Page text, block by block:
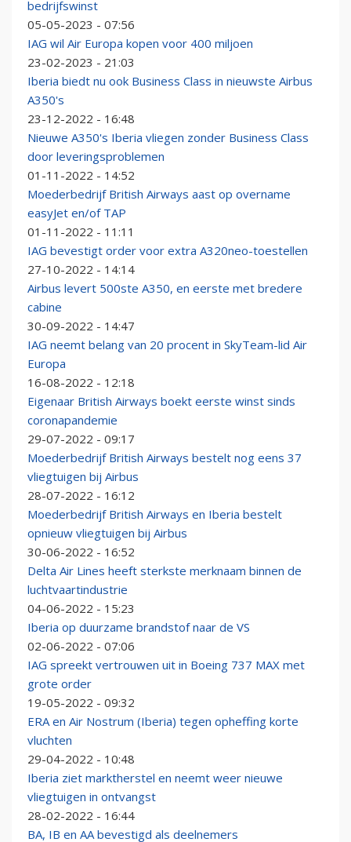
bedrijfswinst
05-05-2023 - 07:56
IAG wil Air Europa kopen voor 400 miljoen
23-02-2023 - 21:03
Iberia biedt nu ook Business Class in nieuwste Airbus
A350's
23-12-2022 - 16:48
Nieuwe A350's Iberia vliegen zonder Business Class
door leveringsproblemen
01-11-2022 - 14:52
Moederbedrijf British Airways aast op overname
easyJet en/of TAP
01-11-2022 - 11:11
IAG bevestigt order voor extra A320neo-toestellen
27-10-2022 - 14:14
Airbus levert 500ste A350, en eerste met bredere
cabine
30-09-2022 - 14:47
IAG neemt belang van 20 procent in SkyTeam-lid Air
Europa
16-08-2022 - 12:18
Eigenaar British Airways boekt eerste winst sinds
coronapandemie
29-07-2022 - 09:17
Moederbedrijf British Airways bestelt nog eens 37
vliegtuigen bij Airbus
28-07-2022 - 16:12
Moederbedrijf British Airways en Iberia bestelt
opnieuw vliegtuigen bij Airbus
30-06-2022 - 16:52
Delta Air Lines heeft sterkste merknaam binnen de
luchtvaartindustrie
04-06-2022 - 15:23
Iberia op duurzame brandstof naar de VS
02-06-2022 - 07:06
IAG spreekt vertrouwen uit in Boeing 737 MAX met
grote order
19-05-2022 - 09:32
ERA en Air Nostrum (Iberia) tegen opheffing korte
vluchten
29-04-2022 - 10:48
Iberia ziet marktherstel en neemt weer nieuwe
vliegtuigen in ontvangst
28-02-2022 - 16:44
BA, IB en AA bevestigd als deelnemers